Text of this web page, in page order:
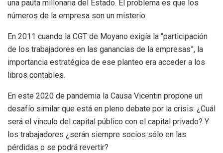
una pauta millonaria del Estado. El problema es que los
números de la empresa son un misterio.
En 2011 cuando la CGT de Moyano exigía la “participación
de los trabajadores en las ganancias de la empresas”, la
importancia estratégica de ese planteo era acceder a los
libros contables.
En este 2020 de pandemia la Causa Vicentin propone un
desafío similar que está en pleno debate por la crisis: ¿Cuál
será el vínculo del capital público con el capital privado? Y
los trabajadores ¿serán siempre socios sólo en las
pérdidas o se podrá revertir?